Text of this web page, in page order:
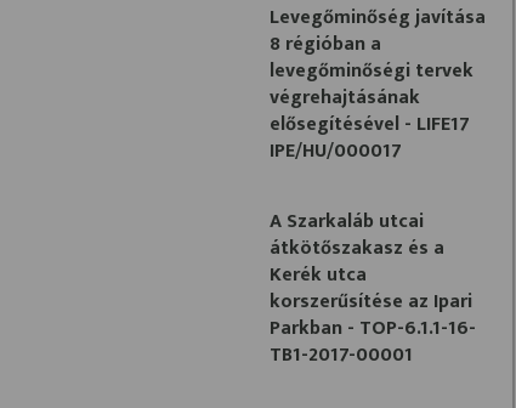
Levegőminőség javítása
8 régióban a
levegőminőségi tervek
végrehajtásának
elősegítésével - LIFE17
IPE/HU/000017
A Szarkaláb utcai
átkötőszakasz és a
Kerék utca
korszerűsítése az Ipari
Parkban - TOP-6.1.1-16-
TB1-2017-00001